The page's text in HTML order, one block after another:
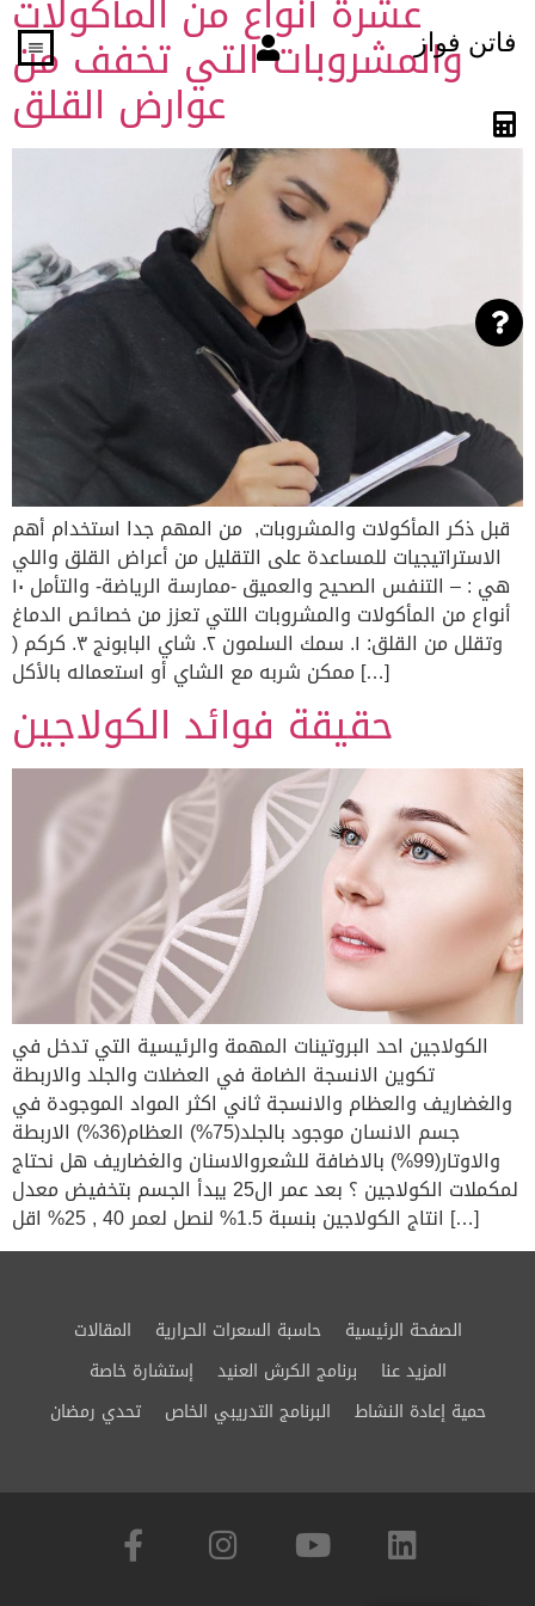
فاتن فوازعشرة أنواع من المأكولات
والمشروبات التي تخفف من
عوارض القلق
قبل ذكر المأكولات والمشروبات, من المهم جدا استخدام أهم
الاستراتيجيات للمساعدة على التقليل من أعراض القلق واللي
هي : – التنفس الصحيح والعميق -ممارسة الرياضة- والتأمل ١٠
أنواع من المأكولات والمشروبات اللتي تعزز من خصائص الدماغ
وتقلل من القلق: ١. سمك السلمون ٢. شاي البابونج ٣. كركم (
ممكن شربه مع الشاي أو استعماله بالأكل […]
حقيقة فوائد الكولاجين
الكولاجين احد البروتينات المهمة والرئيسية التي تدخل في
تكوين الانسجة الضامة في العضلات والجلد والاربطة
والغضاريف والعظام والانسجة ثاني اكثر المواد الموجودة في
جسم الانسان موجود بالجلد(75%) العظام(36%) الاربطة
والاوتار(99%) بالاضافة للشعروالاسنان والغضاريف هل نحتاج
لمكملات الكولاجين ؟ بعد عمر ال25 يبدأ الجسم بتخفيض معدل
انتاج الكولاجين بنسبة 1.5% لنصل لعمر 40 , 25% اقل […]
الصفحة الرئيسية حاسبة السعرات الحرارية
المقالات
المزيد عنا
برنامج الكرش العنيد
إستشارة خاصة
حمية إعادة النشاط
البرنامج التدريبي الخاص تحدي رمضان